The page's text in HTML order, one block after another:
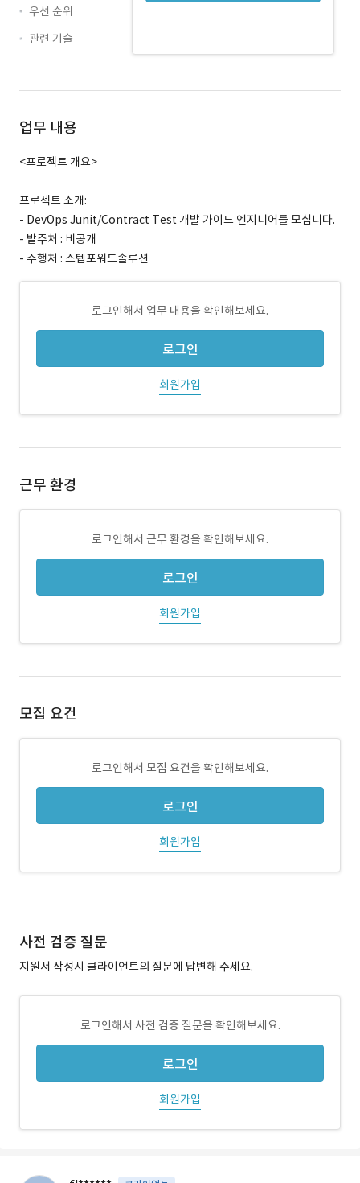
우선 순위
관련 기술
업무 내용
<프로젝트 개요>
프로젝트 소개:
- DevOps Junit/Contract Test 개발 가이드 엔지니어를 모십니다.
- 발주처 : 비공개
- 수행처 : 스텝포워드솔루션
로그인해서 업무 내용을 확인해보세요.
로그인
회원가입
근무 환경
로그인해서 근무 환경을 확인해보세요.
로그인
회원가입
모집 요건
로그인해서 모집 요건을 확인해보세요.
로그인
회원가입
사전 검증 질문
지원서 작성시 클라이언트의 질문에 답변해 주세요.
로그인해서 사전 검증 질문을 확인해보세요.
로그인
회원가입